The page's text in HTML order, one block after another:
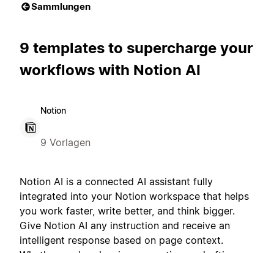
Sammlungen
9 templates to supercharge your
workflows with Notion AI
Notion
9 Vorlagen
Notion AI is a connected AI assistant fully
integrated into your Notion workspace that helps
you work faster, write better, and think bigger.
Give Notion AI any instruction and receive an
intelligent response based on page context.